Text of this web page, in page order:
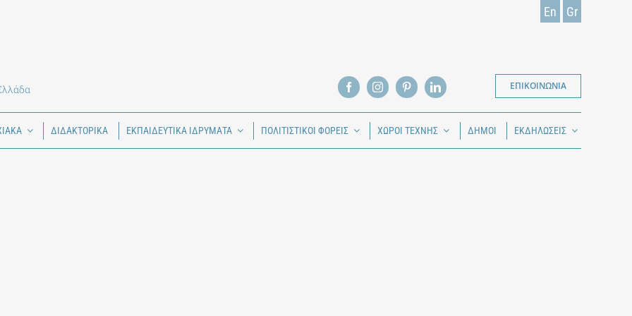
En Gr
ΕΠΙΚΟΙΝΩΝΙΑ
ΔΙΔΑΚΤΟΡΙΚΑ ΕΚΠΑΙΔΕΥΤΙΚΑ ΙΔΡΥΜΑΤΑ ΠΟΛΙΤΙΣΤΙΚΟΙ ΦΟΡΕΙΣ ΧΩΡΟΙ ΤΕΧΝΗΣ ΔΗΜΟΙ ΕΚΔΗΛΩΣΕΙΣ